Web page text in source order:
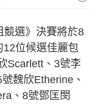
競選》決賽將於8
12位候選佳麗包
Scarlett、3號李
魏欣Etherine、
、8號鄧匡閔